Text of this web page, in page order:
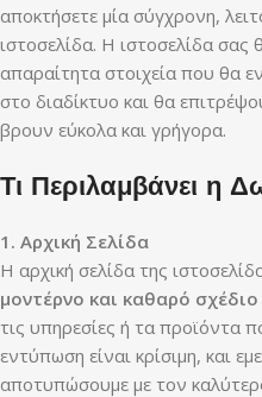
αποκτήσετε μία σύγχρονη,
ιστοσελίδα. Η ιστοσελίδα σας
απαραίτητα στοιχεία που θα
στο διαδίκτυο και θα
βρουν εύκολα και γρήγορα.
Τι Περιλαμβάνει η
1. Αρχική Σελίδα
Η αρχική σελίδα της
μοντέρνο και καθαρό σχέδιο
τις υπηρεσίες ή τα προϊόντα
εντύπωση είναι κρίσιμη, και
αποτυπώσουμε με τον